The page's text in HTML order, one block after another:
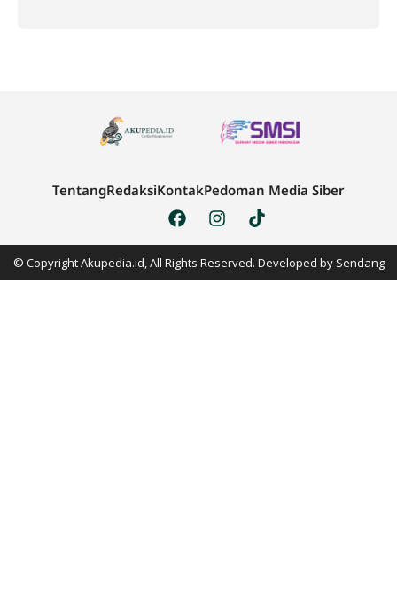
TentangRedaksiKontakPedoman Media Siber
© Copyright Akupedia.id, All Rights Reserved. Developed by Sendang